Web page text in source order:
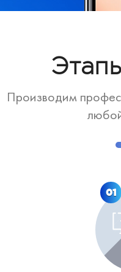
Производим
01